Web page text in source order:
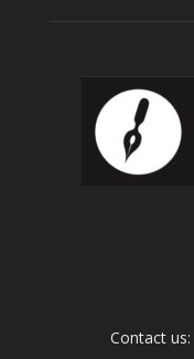
Contact us: